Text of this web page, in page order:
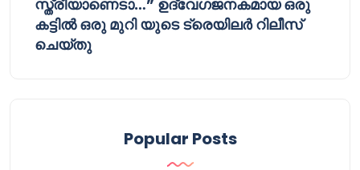
സ്ത്രീയാണെടാ…” ഉദ്വേഗജനകമായ ഒരു
കട്ടിൽ ഒരു മുറി യുടെ ട്രെയിലർ റിലീസ്
ചെയ്തു
Popular Posts